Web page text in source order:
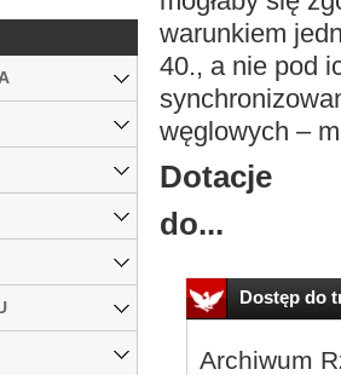
warunkiem
40., a nie pod
węglowych –
Dotacje
do...
Dostęp do
Archiwum